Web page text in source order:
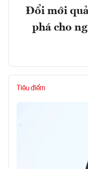
Đổi mới
phá cho
Tiêu điểm